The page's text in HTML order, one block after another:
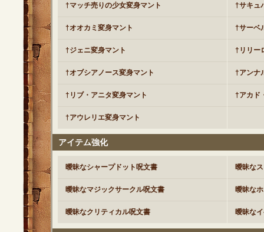
†マッチ売りの少女変身マント †サキュ
†オオカミ変身マント †サーベ
†ジェニ変身マント †リリー
†オブシアノース変身マント †アンナ
†リブ・アニタ変身マント †アカド
†アウレリエ変身マント
アイテム強化
曖昧なシャープドット呪文書 曖昧な
曖昧なマジックサークル呪文書 曖昧な
曖昧なクリティカル呪文書 曖昧な